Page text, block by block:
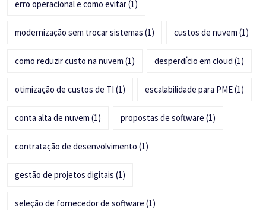
erro operacional e como evitar(1)
modernização sem trocar sistemas (1) custos de nuvem (1)
como reduzir custo na nuvem (1) desperdício em cloud (1)
otimização de custos de TI (1) escalabilidade para PME(1)
conta alta de nuvem (1) propostas de software (1)
contratação de desenvolvimento (1)
gestão de projetos digitais (1)
seleção de fornecedor de software (1)